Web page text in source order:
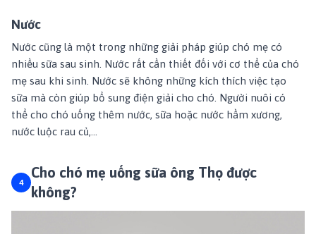
Nước
Nước cũng là một trong những giải pháp giúp chó mẹ có
nhiều sữa sau sinh . Nước rất cần thiết đối với cơ thể của chó
mẹ sau khi sinh. Nước sẽ không những kích thích việc tạo
sữa mà còn giúp bổ sung điện giải cho chó. Người nuôi có
thể cho chó uống thêm nước, sữa hoặc nước hầm xương,
nước luộc rau củ,...
Cho chó mẹ uống sữa ông Thọ được
không?